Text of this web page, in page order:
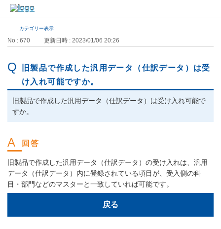
カテゴリー表示
No : 670 更新日時 : 2023/01/06 20:26
旧製品で作成した汎用データ（仕訳データ）は受
け入れ可能ですか。
旧製品で作成した汎用データ（仕訳データ）は受け入れ可能で
すか。
旧製品で作成した汎用データ（仕訳データ）の受け入れは、汎用
データ（仕訳データ）内に登録されている項目が、受入側の科
目・部門などのマスターと一致していれば可能です。
戻る